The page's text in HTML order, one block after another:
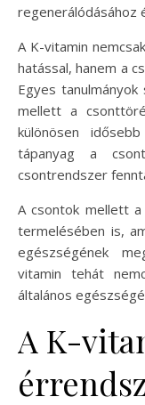
regenerálódásához
A K-vitamin
hatással, hanem a
Egyes
mellett a
különösen
tápanyag a
csontrendszer
A csontok mellett
termelésében is,
egészségének
vitamin tehát
általános
A K-